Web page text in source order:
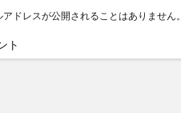
アドレスが公開されることはありません。
ト